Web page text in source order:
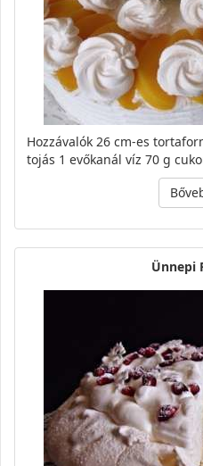
Hozzávalók 26 cm-es
tojás 1 evőkanál víz 70 g
Ünnepi